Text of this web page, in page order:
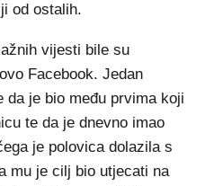
od ostalih.
vijesti bile su
Facebook. Jedan
da je bio među prvima koji
te da je dnevno imao
je polovica dolazila s
mu je cilj bio utjecati na